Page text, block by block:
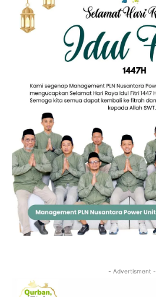
- Advertisment -